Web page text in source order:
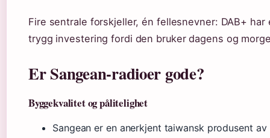
Fire sentrale forskjeller, én fellesnevner: DAB+
trygg investering fordi den bruker dagens og
Er Sangean-radioer gode?
Byggekvalitet og pålitelighet
Sangean er en anerkjent taiwansk produsent